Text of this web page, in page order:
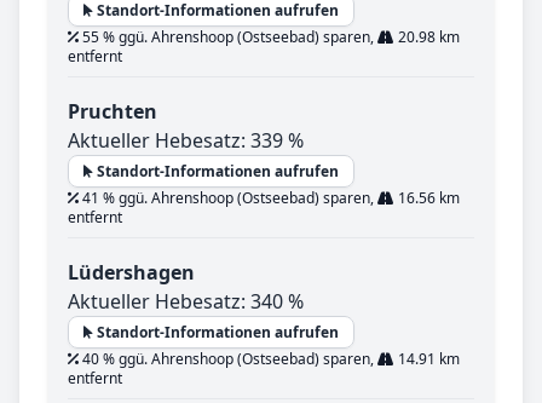
Standort-Informationen aufrufen
55 % ggü. Ahrenshoop (Ostseebad) sparen,
20.98 km
entfernt
Pruchten
Aktueller Hebesatz: 339 %
Standort-Informationen aufrufen
41 % ggü. Ahrenshoop (Ostseebad) sparen,
16.56 km
entfernt
Lüdershagen
Aktueller Hebesatz: 340 %
Standort-Informationen aufrufen
40 % ggü. Ahrenshoop (Ostseebad) sparen,
14.91 km
entfernt